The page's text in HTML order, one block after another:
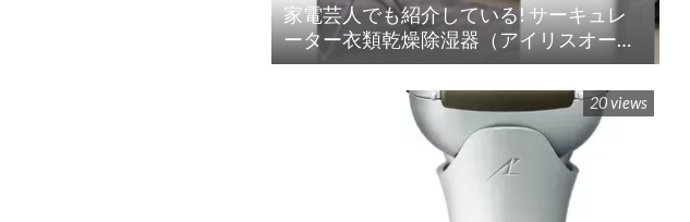
家電芸人でも紹介している! サーキュレ
ーター衣類乾燥除湿器（アイリスオーヤ
マ）!!の紹介
20 views